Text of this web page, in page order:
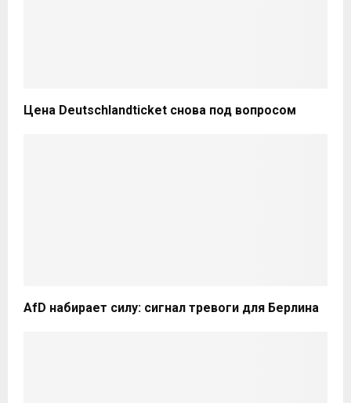
Цена Deutschlandticket снова под вопросом
AfD набирает силу: сигнал тревоги для Берлина